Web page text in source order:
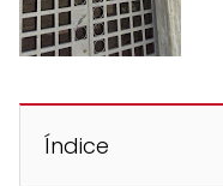
Índice